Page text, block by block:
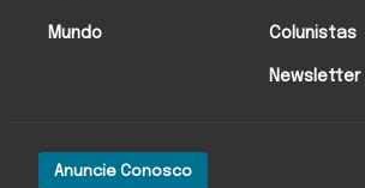
Anuncie Conosco
Mundo Colunistas
Newsletter